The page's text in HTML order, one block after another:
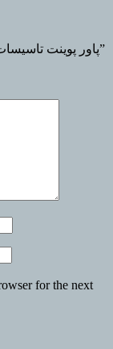
Be the first to review “پاور پوینت تاسیسات گرمایشی و سرمایشی”
for the next